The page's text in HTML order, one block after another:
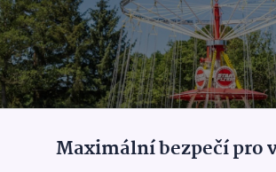
Maximální bezpečí pro